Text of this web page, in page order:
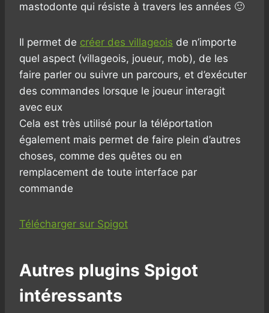
mastodonte qui résiste à travers les années 🙂
Il permet de créer des villageois de n’importe
quel aspect (villageois, joueur, mob), de les
faire parler ou suivre un parcours, et d’exécuter
des commandes lorsque le joueur interagit
avec eux
Cela est très utilisé pour la téléportation
également mais permet de faire plein d’autres
choses, comme des quêtes ou en
remplacement de toute interface par
commande
Télécharger sur Spigot
Autres plugins Spigot
intéressants